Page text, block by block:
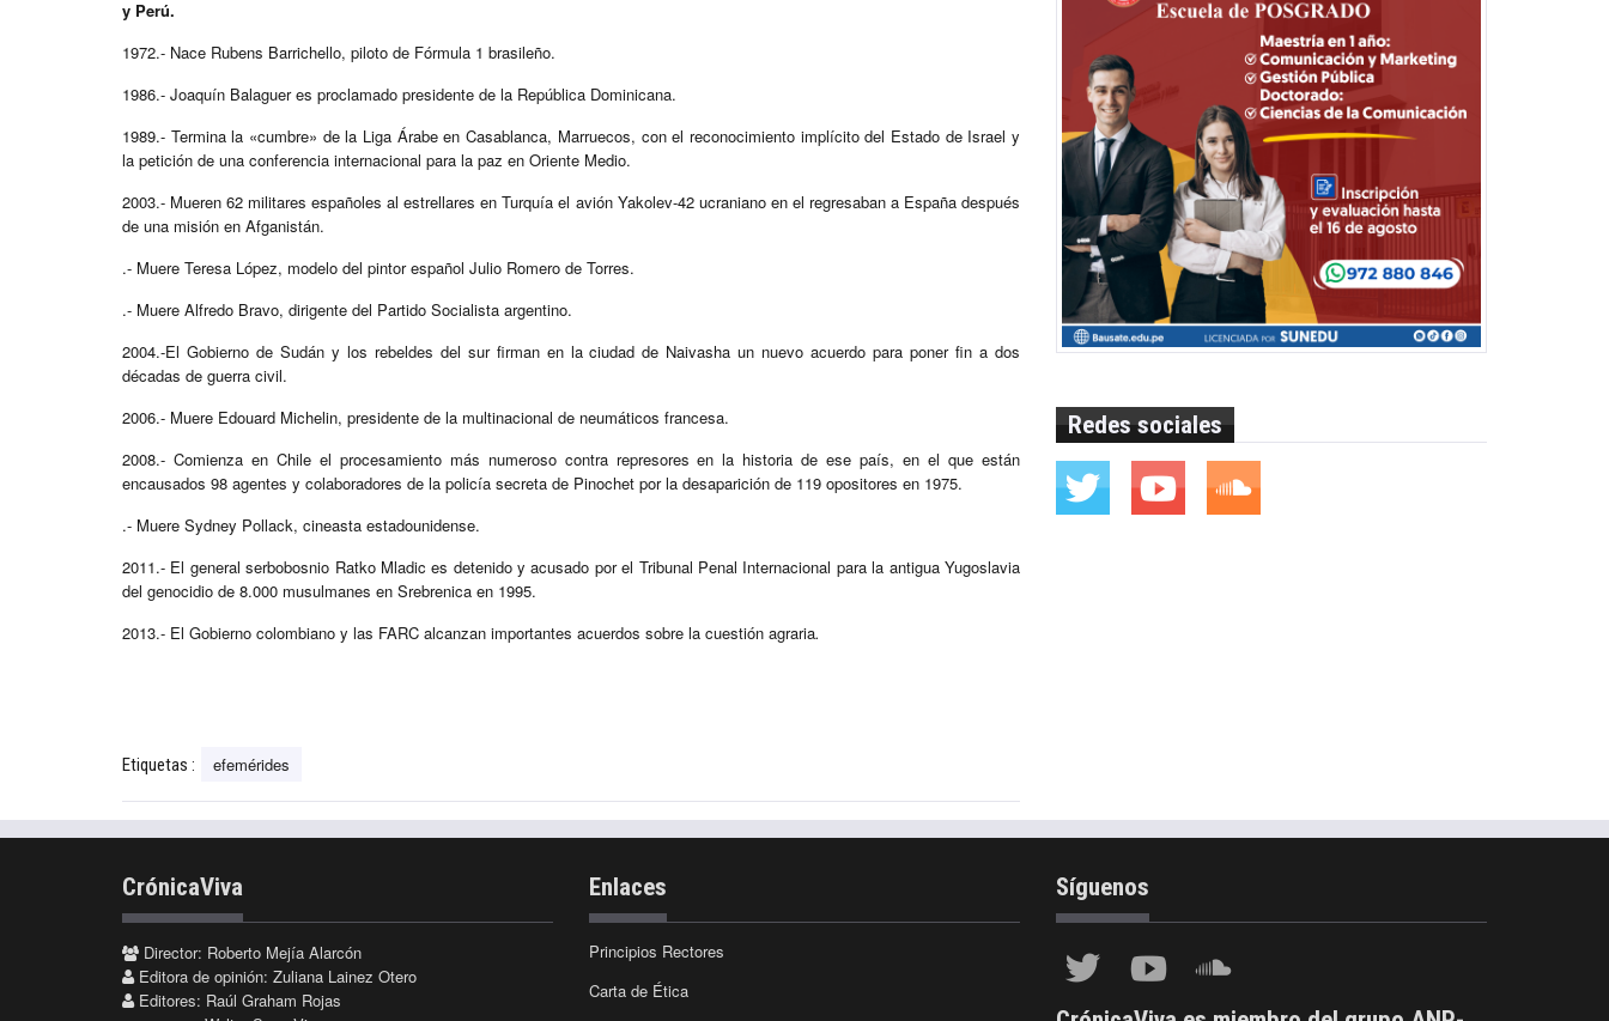
y Perú.
1972.- Nace Rubens Barrichello, piloto de Fórmula 1 brasileño.
1986.- Joaquín Balaguer es proclamado presidente de la República Dominicana.
1989.- Termina la «cumbre» de la Liga Árabe en Casablanca, Marruecos, con el reconocimiento implícito del Estado de Israel y
la petición de una conferencia internacional para la paz en Oriente Medio.
2003.- Mueren 62 militares españoles al estrellares en Turquía el avión Yakolev-42 ucraniano en el regresaban a España después
de una misión en Afganistán.
.- Muere Teresa López, modelo del pintor español Julio Romero de Torres.
.- Muere Alfredo Bravo, dirigente del Partido Socialista argentino.
2004.-El Gobierno de Sudán y los rebeldes del sur firman en la ciudad de Naivasha un nuevo acuerdo para poner fin a dos
décadas de guerra civil.
2006.- Muere Edouard Michelin, presidente de la multinacional de neumáticos francesa.
2008.- Comienza en Chile el procesamiento más numeroso contra represores en la historia de ese país, en el que están
encausados 98 agentes y colaboradores de la policía secreta de Pinochet por la desaparición de 119 opositores en 1975.
.- Muere Sydney Pollack, cineasta estadounidense.
2011.- El general serbobosnio Ratko Mladic es detenido y acusado por el Tribunal Penal Internacional para la antigua Yugoslavia
del genocidio de 8.000 musulmanes en Srebrenica en 1995.
2013.- El Gobierno colombiano y las FARC alcanzan importantes acuerdos sobre la cuestión agraria.
Etiquetas : efemérides
Redes sociales
CrónicaViva
Director: Roberto Mejía Alarcón
Editora de opinión: Zuliana Lainez Otero
Editores: Raúl Graham Rojas
Enlaces
Principios Rectores
Carta de Ética
Síguenos